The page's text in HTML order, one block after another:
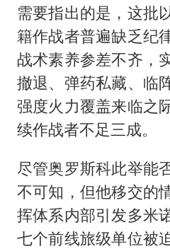
需要指出的是，这批
籍作战者普遍缺乏纪
战术素养参差不齐，
撤退、弹药私藏、临
强度火力覆盖来临之
续作战者不足三成。
尽管奥罗斯科此举能
不可知，但他移交的
挥体系内部引发多
七个前线旅级单位被